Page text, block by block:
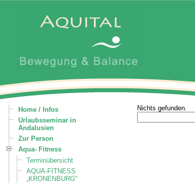
Home / Infos
Urlaubsseminar in
Andalusien
Zur Person
Aqua- Fitness
Terminübersicht
AQUA-FITNESS
„KRONENBURG“
Nichts gefunden.